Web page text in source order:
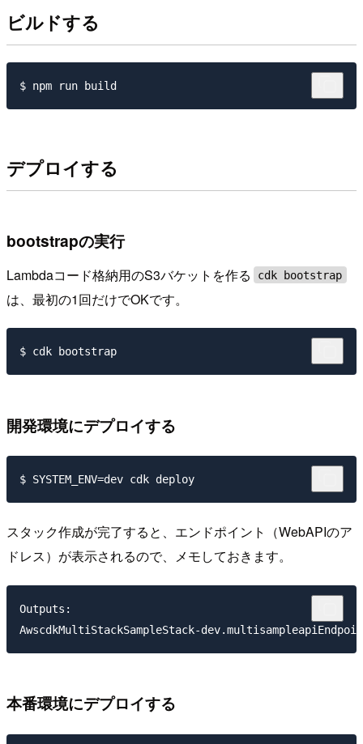
ビルドする
デプロイする
bootstrapの実行
Lambdaコード格納用のS3バケットを作る cdk bootstrap
は、最初の1回だけでOKです。
開発環境にデプロイする
スタック作成が完了すると、エンドポイント（WebAPIのア
ドレス）が表示されるので、メモしておきます。
Outputs:
本番環境にデプロイする